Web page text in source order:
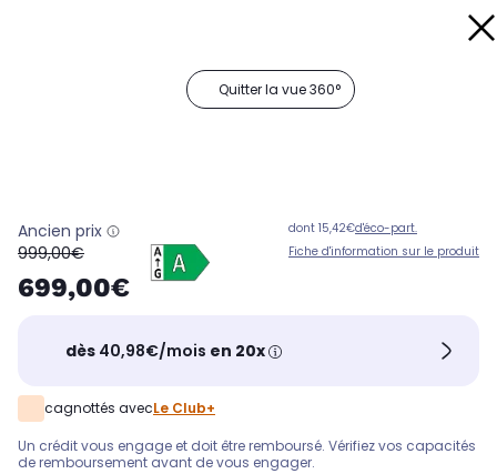
Quitter la vue 360°
Ancien prix
oldPrice
999,00€
699,00€
dont 15,42€d'éco-part.
Fiche d'information sur le produit
dès 40,98€/mois en 20x
cagnottés avecLe Club+
Un crédit vous engage et doit être remboursé. Vérifiez vos capacités
de remboursement avant de vous engager.